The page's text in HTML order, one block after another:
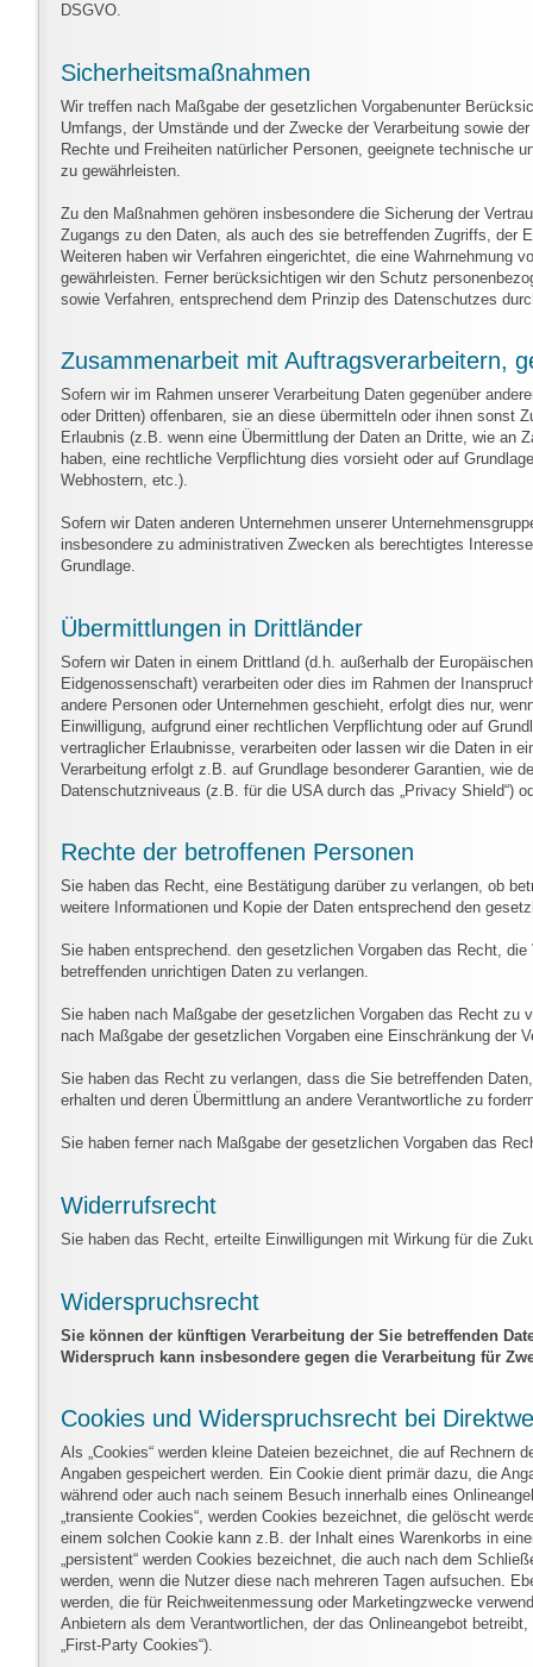
DSGVO.
Sicherheitsmaßnahmen
Wir treffen nach Maßgabe der gesetzlichen Vorgabenunter
Umfangs, der Umstände und der Zwecke der Verarbeitung sowie
Rechte und Freiheiten natürlicher Personen, geeignete technische
zu gewährleisten.
Zu den Maßnahmen gehören insbesondere die Sicherung der
Zugangs zu den Daten, als auch des sie betreffenden Zugriffs, der
Weiteren haben wir Verfahren eingerichtet, die eine Wahrnehmung
gewährleisten. Ferner berücksichtigen wir den Schutz
sowie Verfahren, entsprechend dem Prinzip des Datenschutzes
Zusammenarbeit mit Auftragsverarbeitern,
Sofern wir im Rahmen unserer Verarbeitung Daten gegenüber
oder Dritten) offenbaren, sie an diese übermitteln oder ihnen sonst
Erlaubnis (z.B. wenn eine Übermittlung der Daten an Dritte, wie an
haben, eine rechtliche Verpflichtung dies vorsieht oder auf
Webhostern, etc.).
Sofern wir Daten anderen Unternehmen unserer
insbesondere zu administrativen Zwecken als berechtigtes
Grundlage.
Übermittlungen in Drittländer
Sofern wir Daten in einem Drittland (d.h. außerhalb der
Eidgenossenschaft) verarbeiten oder dies im Rahmen der
andere Personen oder Unternehmen geschieht, erfolgt dies nur,
Einwilligung, aufgrund einer rechtlichen Verpflichtung oder auf
vertraglicher Erlaubnisse, verarbeiten oder lassen wir die Daten in
Verarbeitung erfolgt z.B. auf Grundlage besonderer Garantien, wie
Datenschutzniveaus (z.B. für die USA durch das „Privacy Shield“)
Rechte der betroffenen Personen
Sie haben das Recht, eine Bestätigung darüber zu verlangen, ob
weitere Informationen und Kopie der Daten entsprechend den
Sie haben entsprechend. den gesetzlichen Vorgaben das Recht,
betreffenden unrichtigen Daten zu verlangen.
Sie haben nach Maßgabe der gesetzlichen Vorgaben das Recht
nach Maßgabe der gesetzlichen Vorgaben eine Einschränkung der
Sie haben das Recht zu verlangen, dass die Sie betreffenden
erhalten und deren Übermittlung an andere Verantwortliche zu
Sie haben ferner nach Maßgabe der gesetzlichen Vorgaben das
Widerrufsrecht
Sie haben das Recht, erteilte Einwilligungen mit Wirkung für die
Widerspruchsrecht
Sie können der künftigen Verarbeitung der Sie betreffenden
Widerspruch kann insbesondere gegen die Verarbeitung für
Cookies und Widerspruchsrecht bei
Als „Cookies“ werden kleine Dateien bezeichnet, die auf Rechnern
Angaben gespeichert werden. Ein Cookie dient primär dazu, die
während oder auch nach seinem Besuch innerhalb eines
„transiente Cookies“, werden Cookies bezeichnet, die gelöscht
einem solchen Cookie kann z.B. der Inhalt eines Warenkorbs in
„persistent“ werden Cookies bezeichnet, die auch nach dem
werden, wenn die Nutzer diese nach mehreren Tagen aufsuchen.
werden, die für Reichweitenmessung oder Marketingzwecke
Anbietern als dem Verantwortlichen, der das Onlineangebot
„First-Party Cookies“).